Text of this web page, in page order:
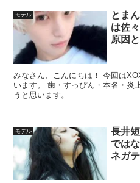
モデル
とま
は佐
原因
みなさん、こんにちは！ 今回は
います。 歯・すっぴん・本名・炎
うと思います。
モデル
長井
では
ネガ